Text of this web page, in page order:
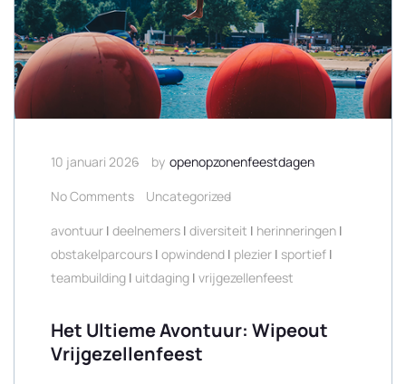
10 januari 2026 by openopzonenfeestdagen
No Comments
Uncategorized
avontuur | deelnemers | diversiteit | herinneringen |
obstakelparcours | opwindend | plezier | sportief |
teambuilding | uitdaging | vrijgezellenfeest
Het Ultieme Avontuur: Wipeout
Vrijgezellenfeest